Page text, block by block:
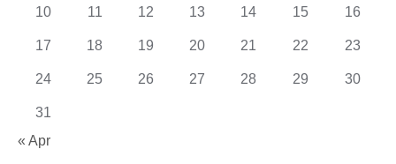
10 11 12 13 14 15 16
17 18 19 20 21 22 23
24 25 26 27 28 29 30
31
« Apr